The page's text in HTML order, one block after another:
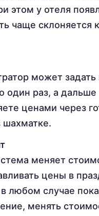
этом у отеля
чаще склоняется
может задать
один раз, а
ценами через
шахматке.
меняет
цены в
любом случае
менять